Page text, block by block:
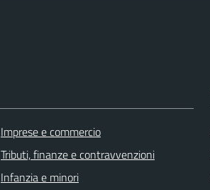
Imprese e commercio
Tributi, finanze e contravvenzioni
Infanzia e minori